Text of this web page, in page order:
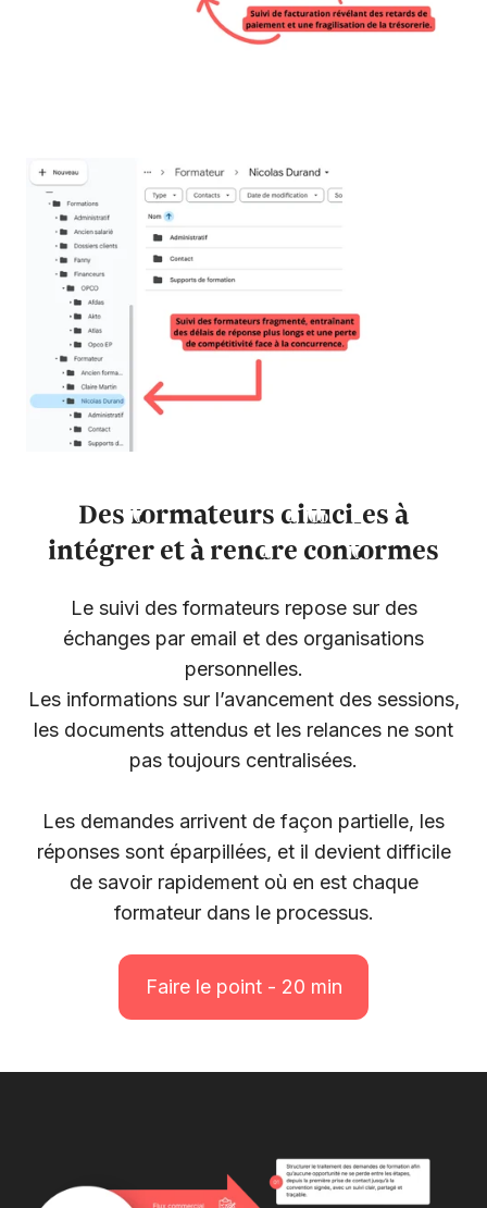
Des formateurs difficiles à
intégrer et à rendre conformes
Le suivi des formateurs repose sur des
échanges par email et des organisations
personnelles.
Les informations sur l’avancement des sessions,
les documents attendus et les relances ne sont
pas toujours centralisées.
Les demandes arrivent de façon partielle, les
réponses sont éparpillées, et il devient difficile
de savoir rapidement où en est chaque
formateur dans le processus.
Faire le point - 20 min